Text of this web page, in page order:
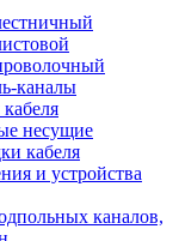
каналы
несущие
кабеля
и устройства
каналов,